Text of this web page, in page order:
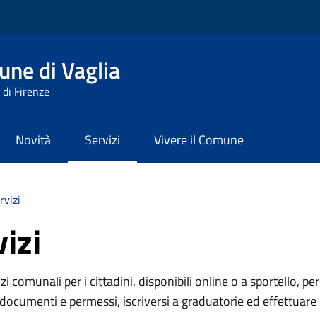
di Vaglia
Firenze
Novità Servizi Vivere il Comune
comunali per i cittadini, disponibili online o a sportello, per
e permessi, iscriversi a graduatorie ed effettuare